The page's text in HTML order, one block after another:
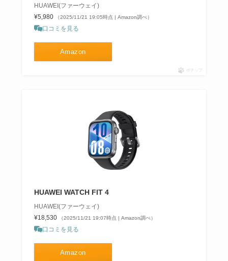
HUAWEI(ファーウェイ)
¥5,980
（2025/11/21 19:05時点 | Amazon調べ）
口コミを見る
Amazon
ポチップ
HUAWEI WATCH FIT 4
HUAWEI(ファーウェイ)
¥18,530
（2025/11/21 19:07時点 | Amazon調べ）
口コミを見る
Amazon